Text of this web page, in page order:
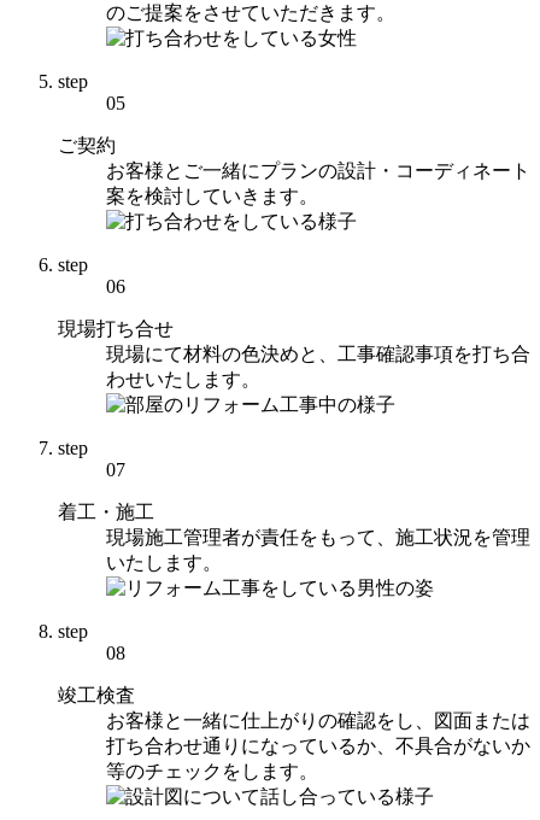
のご提案をさせていただきます。
step
05
ご契約
お客様とご一緒にプランの設計・コーディネート
案を検討していきます。
step
06
現場打ち合せ
現場にて材料の色決めと、工事確認事項を打ち合
わせいたします。
step
07
着工・施工
現場施工管理者が責任をもって、施工状況を管理
いたします。
step
08
竣工検査
お客様と一緒に仕上がりの確認をし、図面または
打ち合わせ通りになっているか、不具合がないか
等のチェックをします。